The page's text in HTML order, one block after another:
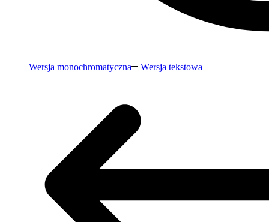
Wersja monochromatyczna Wersja tekstowa